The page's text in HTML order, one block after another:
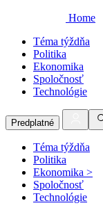
Home
Téma týždňa
Politika
Ekonomika
Spoločnosť
Technológie
Predplatné
Téma týždňa
Politika
Ekonomika >
Spoločnosť
Technológie